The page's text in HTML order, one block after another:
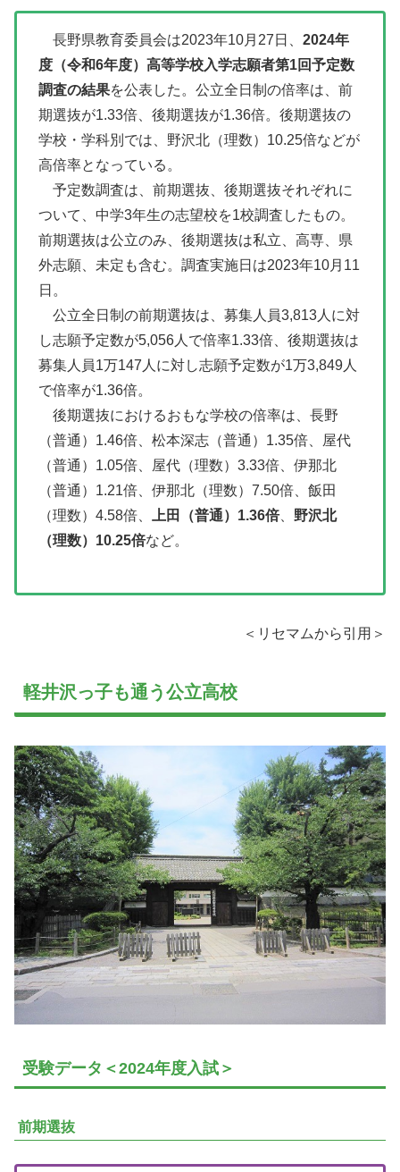
長野県教育委員会は2023年10月27日、 2024年
度（令和6年度）高等学校入学志願者第1回予定数
調査の結果を公表した。公立全日制の倍率は、前
期選抜が1.33倍、後期選抜が1.36倍。後期選抜の
学校・学科別では、野沢北（理数）10.25倍などが
高倍率となっている。
予定数調査は、前期選抜、後期選抜それぞれに
ついて、中学3年生の志望校を1校調査したもの。
前期選抜は公立のみ、後期選抜は私立、高専、県
外志願、未定も含む。調査実施日は2023年10月11
日。
公立全日制の前期選抜は、募集人員3,813人に対
し志願予定数が5,056人で倍率1.33倍、後期選抜は
募集人員1万147人に対し志願予定数が1万3,849人
で倍率が1.36倍。
後期選抜におけるおもな学校の倍率は、長野
（普通）1.46倍、松本深志（普通）1.35倍、屋代
（普通）1.05倍、屋代（理数）3.33倍、伊那北
（普通）1.21倍、伊那北（理数）7.50倍、飯田
（理数）4.58倍、
上田（普通）1.36倍、 野沢北
（理数）10.25倍など。
＜リセマムから引用＞
軽井沢っ子も通う公立高校
受験データ＜2024年度入試＞
前期選抜